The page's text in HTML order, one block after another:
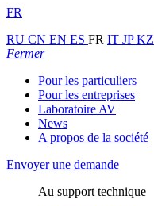
FR
RU CN EN ES FR IT JPKZ
Fermer
Pour les particuliers
Pour les entreprises
Laboratoire AV
News
A propos de la société
Envoyer une demande
Au support technique